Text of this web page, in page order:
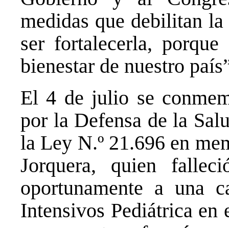
medidas que debilitan
ser fortalecerla,
bienestar de nuestro
El 4 de julio se
por la Defensa de la
la Ley N.º 21.696 en
Jorquera, quien
oportunamente a una
Intensivos Pediátrica en